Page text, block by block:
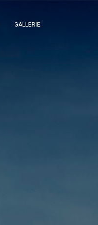
GALLERIE